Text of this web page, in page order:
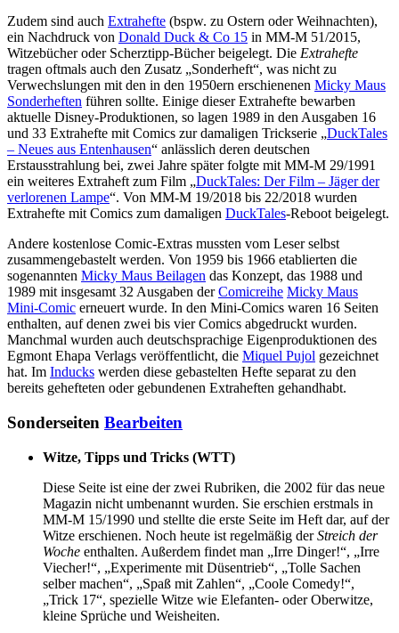
Zudem sind auch Extrahefte (bspw. zu Ostern oder Weihnachten),
ein Nachdruck von Donald Duck & Co 15 in MM-M 51/2015,
Witzebücher oder Scherztipp-Bücher beigelegt. Die Extrahefte
tragen oftmals auch den Zusatz „Sonderheft“, was nicht zu
Verwechslungen mit den in den 1950ern erschienenen Micky Maus
Sonderheften führen sollte. Einige dieser Extrahefte bewarben
aktuelle Disney-Produktionen, so lagen 1989 in den Ausgaben 16
und 33 Extrahefte mit Comics zur damaligen Trickserie „DuckTales
– Neues aus Entenhausen“ anlässlich deren deutschen
Erstausstrahlung bei, zwei Jahre später folgte mit MM-M 29/1991
ein weiteres Extraheft zum Film „DuckTales: Der Film – Jäger der
verlorenen Lampe“. Von MM-M 19/2018 bis 22/2018 wurden
Extrahefte mit Comics zum damaligen DuckTales-Reboot beigelegt.
Andere kostenlose Comic-Extras mussten vom Leser selbst
zusammengebastelt werden. Von 1959 bis 1966 etablierten die
sogenannten Micky Maus Beilagen das Konzept, das 1988 und
1989 mit insgesamt 32 Ausgaben derComicreihe Micky Maus
Mini-Comic erneuert wurde. In den Mini-Comics waren 16 Seiten
enthalten, auf denen zwei bis vier Comics abgedruckt wurden.
Manchmal wurden auch deutschsprachige Eigenproduktionen des
Egmont Ehapa Verlags veröffentlicht, die Miquel Pujol gezeichnet
hat. Im Inducks werden diese gebastelten Hefte separat zu den
bereits gehefteten oder gebundenen Extraheften gehandhabt.
Sonderseiten Bearbeiten
Witze, Tipps und Tricks (WTT)
Diese Seite ist eine der zwei Rubriken, die 2002 für das neue
Magazin nicht umbenannt wurden. Sie erschien erstmals in
MM-M 15/1990 und stellte die erste Seite im Heft dar, auf der
Witze erschienen. Noch heute ist regelmäßig derStreich der
Woche enthalten. Außerdem findet man „Irre Dinger!“, „Irre
Viecher!“, „Experimente mit Düsentrieb“, „Tolle Sachen
selber machen“, „Spaß mit Zahlen“, „Coole Comedy!“,
„Trick 17“, spezielle Witze wie Elefanten- oder Oberwitze,
kleine Sprüche und Weisheiten.